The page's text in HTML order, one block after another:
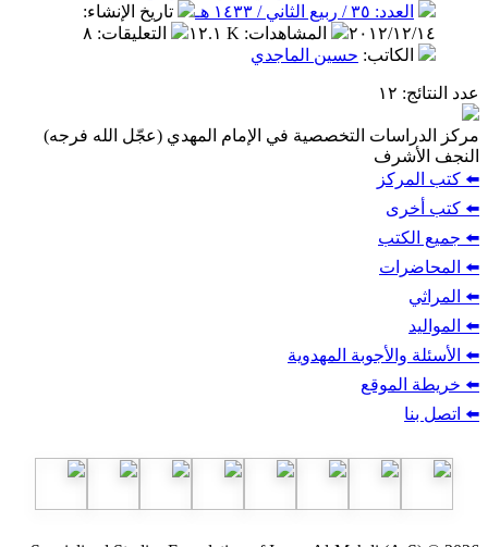
العدد: ٣٥ / ربيع الثاني / ١٤٣٣ هـ
تاريخ الإنشاء:
٢٠١٢/١٢/١٤
المشاهدات: ١٢.١ K التعليقات: ٨
الكاتب: حسين الماجدي
عدد النتائج: ١٢
مركز الدراسات التخصصية في الإمام المهدي (عجّل الله فرجه)
النجف الأشرف
⬅️ كتب المركز
⬅️ كتب أخرى
⬅️ جميع الكتب
⬅️ المحاضرات
⬅️ المراثي
⬅️ المواليد
⬅️ الأسئلة والأجوبة المهدوية
⬅️ خريطة الموقع
⬅️ اتصل بنا